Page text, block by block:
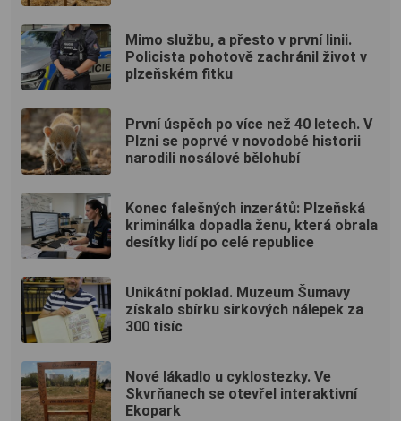
Mimo službu, a přesto v první linii.
Policista pohotově zachránil život v
plzeňském fitku
První úspěch po více než 40 letech. V
Plzni se poprvé v novodobé historii
narodili nosálové bělohubí
Konec falešných inzerátů: Plzeňská
kriminálka dopadla ženu, která obrala
desítky lidí po celé republice
Unikátní poklad. Muzeum Šumavy
získalo sbírku sirkových nálepek za
300 tisíc
Nové lákadlo u cyklostezky. Ve
Skvrňanech se otevřel interaktivní
Ekopark